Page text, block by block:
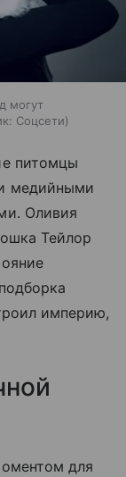
могут
Соцсети
питомцы
медийными
Оливия
Тейлор
империю,
для